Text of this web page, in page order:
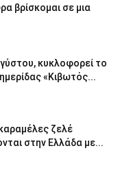
βρίσκομαι σε μια
κυκλοφορεί το
«Κιβωτός...
ζελέ
στην Ελλάδα με...